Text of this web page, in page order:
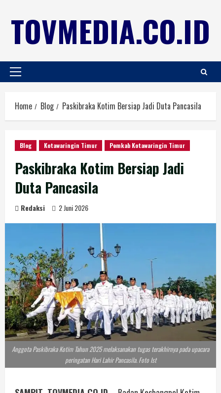
TOVMEDIA.CO.ID
Home Blog Paskibraka Kotim Bersiap Jadi Duta Pancasila
Blog Kotawaringin Timur Pemkab Kotawaringin Timur
Paskibraka Kotim Bersiap Jadi
Duta Pancasila
Redaksi 2 Juni 2026
Anggota Paskibraka Kotim Tahun 2025 melaksanakan tugas terakhirnya pada upacara
peringatan Hari Lahir Pancasila. Foto Ist